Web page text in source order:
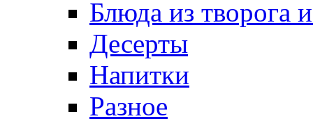
Блюда из творога
Десерты
Напитки
Разное